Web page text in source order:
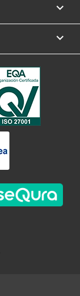

keyboard_arrow_down